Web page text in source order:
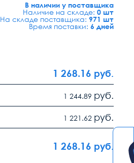
В наличии у поставщика
Наличие на складе: 0 шт
На складе поставщика: 971 шт
Время поставки: 6 дней
1 268.16 руб.
1 244.89 руб.
1 221.62 руб.
1 268.16 руб.